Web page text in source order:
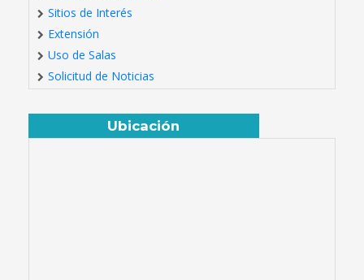
Sitios de Interés
Extensión
Uso de Salas
Solicitud de Noticias
Ubicación